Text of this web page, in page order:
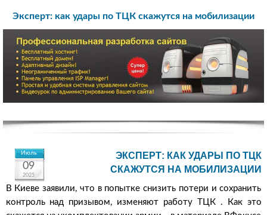
Эксперт: как удары по ТЦК скажутся на мобилизации
Июль
09
2025
ЭКСПЕРТ: КАК УДАРЫ ПО ТЦК
СКАЖУТСЯ НА МОБИЛИЗАЦИИ
В Киеве заявили, что в попытке снизить потери и сохранить
контроль над призывом, изменяют работу ТЦК . Как это